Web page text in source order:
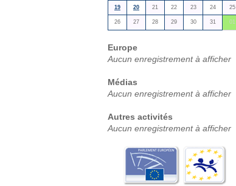
19 20 21 22 23 24 25
26 27 28 29 30 31 01
Europe
Aucun enregistrement à afficher
Médias
Aucun enregistrement à afficher
Autres activités
Aucun enregistrement à afficher